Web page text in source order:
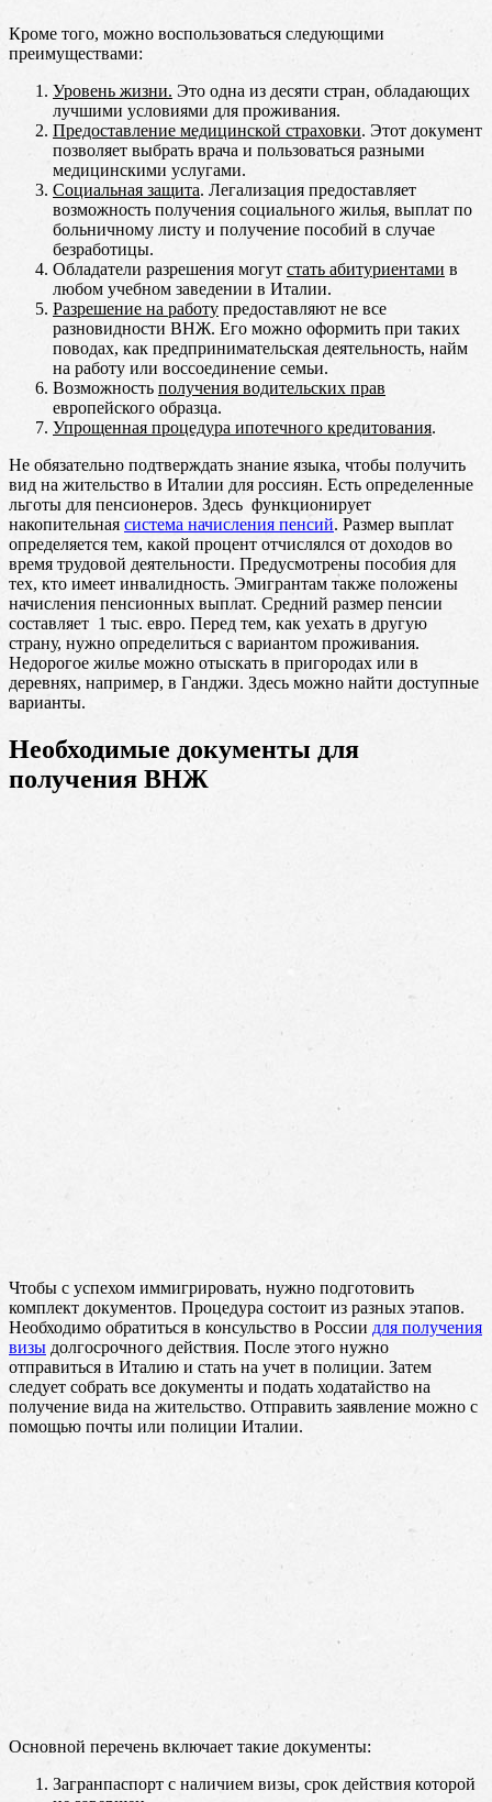
Кроме того, можно воспользоваться следующими
преимуществами:
Уровень жизни. Это одна из десяти стран, обладающих
лучшими условиями для проживания.
Предоставление медицинской страховки. Этот документ
позволяет выбрать врача и пользоваться разными
медицинскими услугами.
Социальная защита. Легализация предоставляет
возможность получения социального жилья, выплат по
больничному листу и получение пособий в случае
безработицы.
Обладатели разрешения могут стать абитуриентами в
любом учебном заведении в Италии.
Разрешение на работу предоставляют не все
разновидности ВНЖ. Его можно оформить при таких
поводах, как предпринимательская деятельность, найм
на работу или воссоединение семьи.
Возможность получения водительских прав
европейского образца.
Упрощенная процедура ипотечного кредитования.
Не обязательно подтверждать знание языка, чтобы получить
вид на жительство в Италии для россиян. Есть определенные
льготы для пенсионеров. Здесь функционирует
накопительная система начисления пенсий. Размер выплат
определяется тем, какой процент отчислялся от доходов во
время трудовой деятельности. Предусмотрены пособия для
тех, кто имеет инвалидность. Эмигрантам также положены
начисления пенсионных выплат. Средний размер пенсии
составляет 1 тыс. евро. Перед тем, как уехать в другую
страну, нужно определиться с вариантом проживания.
Недорогое жилье можно отыскать в пригородах или в
деревнях, например, в Ганджи. Здесь можно найти доступные
варианты.
Необходимые документы для
получения ВНЖ
Чтобы с успехом иммигрировать, нужно подготовить
комплект документов. Процедура состоит из разных этапов.
Необходимо обратиться в консульство в России для получения
визы долгосрочного действия. После этого нужно
отправиться в Италию и стать на учет в полиции. Затем
следует собрать все документы и подать ходатайство на
получение вида на жительство. Отправить заявление можно с
помощью почты или полиции Италии.
Основной перечень включает такие документы:
Загранпаспорт с наличием визы, срок действия которой